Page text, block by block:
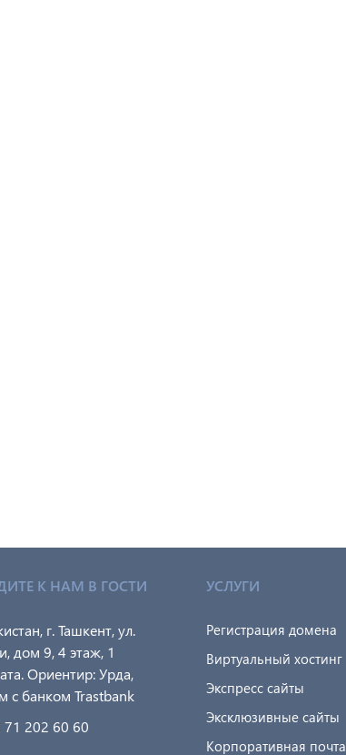
К НАМ В ГОСТИ
г. Ташкент, ул.
дом 9, 4 этаж, 1
Ориентир: Урда,
с банком Trastbank
71 202 60 60
УСЛУГИ
Регистрация домена
Виртуальный хостинг
Экспресс сайты
Эксклюзивные сайты
Корпоративная почта